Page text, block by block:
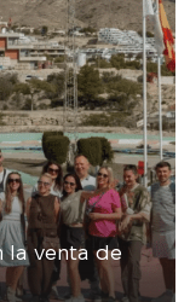
la venta de